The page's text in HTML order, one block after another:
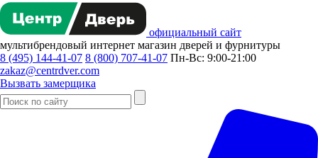
официальный сайт
мультибрендовый интернет магазин дверей и фурнитуры
8 (495) 144-41-07 8 (800) 707-41-07 Пн-Вс: 9:00-21:00
zakaz@centrdver.com
Вызвать замерщика